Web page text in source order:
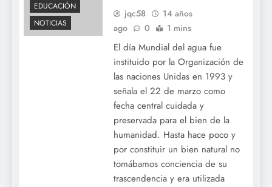
EDUCACIÓN
NOTICIAS
jqc58
14 años
ago
0 1 mins
El día Mundial del agua fue
instituido por la Organización de
las naciones Unidas en 1993 y
señala el 22 de marzo como
fecha central cuidada y
preservada para el bien de la
humanidad. Hasta hace poco y
por constituir un bien natural no
tomábamos conciencia de su
trascendencia y era utilizada